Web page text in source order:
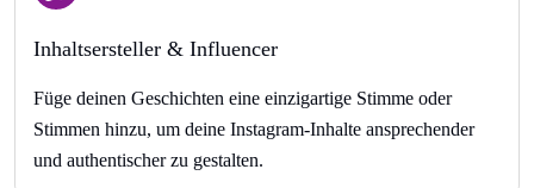
Inhaltsersteller & Influencer
Füge deinen Geschichten eine einzigartige Stimme oder
Stimmen hinzu, um deine Instagram-Inhalte ansprechender
und authentischer zu gestalten.